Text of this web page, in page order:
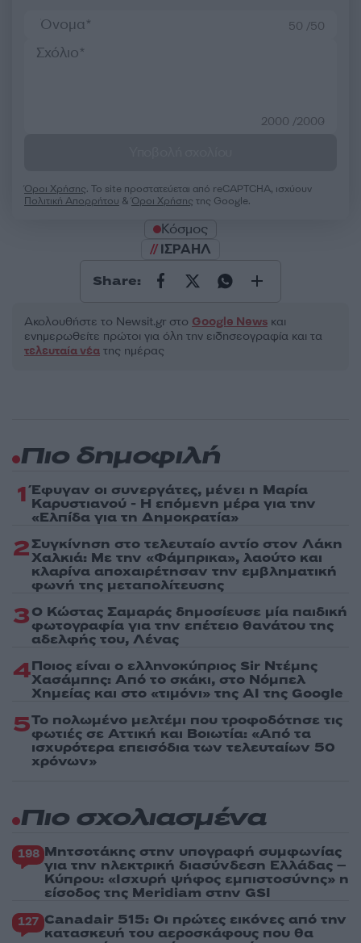
50 /50
2000 /2000
Όροι Χρήσης. Το site προστατεύεται από reCAPTCHA, ισχύουν
Πολιτική Απορρήτου &Όροι Χρήσης της Google.
Κόσμος
ΙΣΡΑΗΛ
Share:
Ακολουθήστε το Νewsit.gr στο Google News και
ενημερωθείτε πρώτοι για όλη την ειδησεογραφία και τα
τελευταία νέα της ημέρας
Πιο δημοφιλή
1 Έφυγαν οι συνεργάτες, μένει η Μαρία
Καρυστιανού - Η επόμενη μέρα για την
«Ελπίδα για τη Δημοκρατία»
2Συγκίνηση στο τελευταίο αντίο στον Λάκη
Χαλκιά: Με την «Φάμπρικα», λαούτο και
κλαρίνα αποχαιρέτησαν την εμβληματική
φωνή της μεταπολίτευσης
3Ο Κώστας Σαμαράς δημοσίευσε μία παιδική
φωτογραφία για την επέτειο θανάτου της
αδελφής του, Λένας
4Ποιος είναι ο ελληνοκύπριος Sir Ντέμης
Χασάμπης: Από το σκάκι, στο Νόμπελ
Χημείας και στο «τιμόνι» της AI της Google
5Το πολωμένο μελτέμι που τροφοδότησε τις
φωτιές σε Αττική και Βοιωτία: «Από τα
ισχυρότερα επεισόδια των τελευταίων 50
χρόνων»
Πιο σχολιασμένα
198 Μητσοτάκης στην υπογραφή συμφωνίας
για την ηλεκτρική διασύνδεση Ελλάδας –
Κύπρου: «Ισχυρή ψήφος εμπιστοσύνης» η
είσοδος της Meridiam στην GSI
127 Canadair 515: Οι πρώτες εικόνες από την
κατασκευή του αεροσκάφους που θα